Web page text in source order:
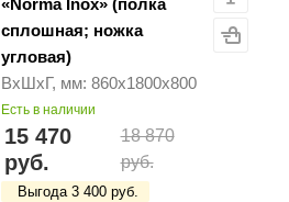
«Norma Inox» (полка
сплошная; ножка
угловая)
ВхШхГ, мм: 860х1800х800
Есть в наличии
15 470
руб.
18 870
руб.
Выгода 3 400 руб.